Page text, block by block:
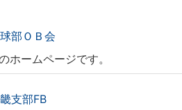
部ＯＢ会
ホームページです。
支部FB